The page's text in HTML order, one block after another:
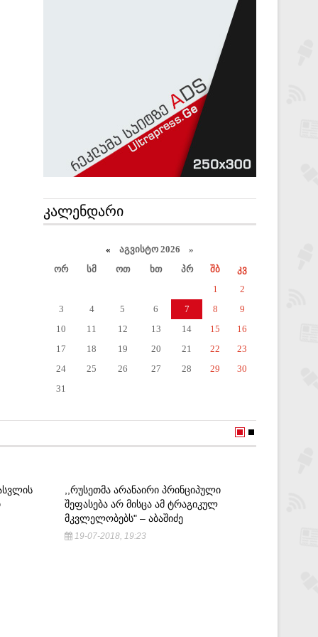
ᲙᲐᲚᲔᲜᲓᲐᲠᲘ
« აგვისტო 2026 »
ორ
სმ ოთ ხთ პრ შბ
კვ
1
2
3
4 5 6 7 8
9
10
11 12 13 14 15
16
17
18 19 20 21 22
23
24
25 26 27 28 29
30
31
,,ᲠᲣᲡᲔᲗᲛᲐ ᲐᲠᲐᲜᲐᲘᲠᲘ ᲞᲠᲘᲜᲪᲘᲞᲣᲚᲘ
ᲨᲔᲤᲐᲡᲔᲑᲐ ᲐᲠ ᲛᲘᲡᲪᲐ ᲐᲛ ᲢᲠᲐᲒᲘᲙᲣᲚ
ᲛᲙᲕᲚᲔᲚᲝᲑᲔᲑᲡ" – ᲐᲑᲐᲨᲘᲫᲔ
19-07-2018, 19:23